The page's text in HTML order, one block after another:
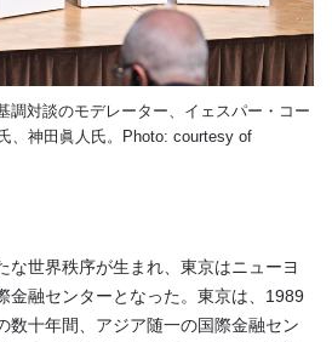
調対談のモデレーター、イェスパー・コー
、神田眞人氏。Photo: courtesy of
世界秩序が生まれ、東京はニューヨ
金融センターとなった。東京は、1989
数十年間、アジア随一の国際金融セン